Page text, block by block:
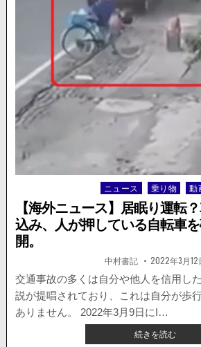
動
画
が
公
開。
ダ
イ
ナ
ッ
ク
入
起
こ
し
た
車
が
動
車
整
備
に
Posted
in
ニュース 乗り物 動
【海外ニュース】居眠り運転
込み、人が押している自転車
開。
著
者:
中村書記 掲
載
日：
2022年3月12
交通事故の多くは自分や他人を信用し
説が提唱されており、これは自分が歩
ありません。 2022年3月9日にI…
続きを読む【海